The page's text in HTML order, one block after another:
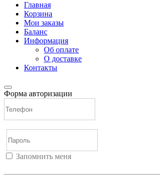
Главная
Корзина
Мои заказы
Баланс
Информация
Об оплате
О доставке
Контакты
Форма авторизации
Запомнить меня